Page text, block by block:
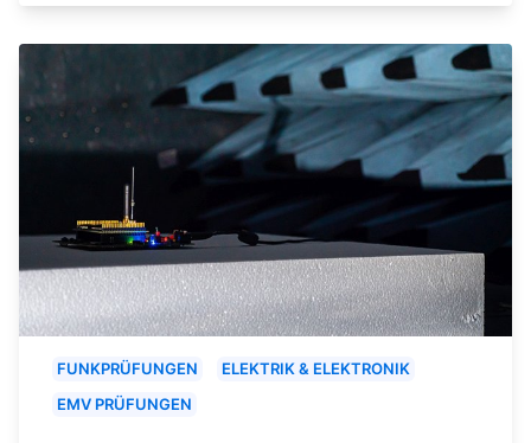
FUNKPRÜFUNGEN
ELEKTRIK & ELEKTRONIK
EMV PRÜFUNGEN